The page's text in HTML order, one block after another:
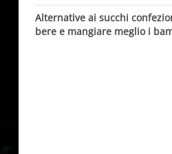
Alternative ai succhi
bere e mangiare meglio i